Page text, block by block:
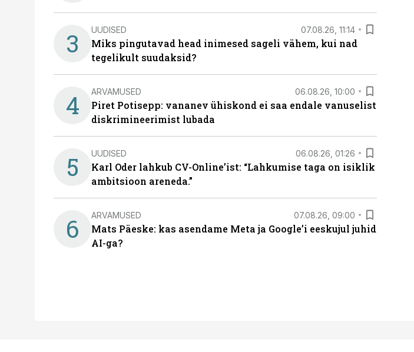
3 UUDISED 07.08.26, 11:14
Miks pingutavad head inimesed sageli vähem, kui nad
tegelikult suudaksid?
4 ARVAMUSED 06.08.26, 10:00
Piret Potisepp: vananev ühiskond ei saa endale vanuselist
diskrimineerimist lubada
5 UUDISED 06.08.26, 01:26
Karl Oder lahkub CV-Online’ist: “Lahkumise taga on isiklik
ambitsioon areneda.”
6 ARVAMUSED 07.08.26, 09:00
Mats Päeske: kas asendame Meta ja Google’i eeskujul juhid
AI-ga?